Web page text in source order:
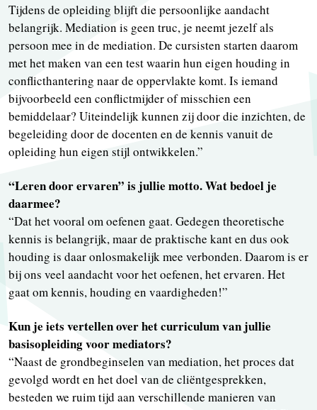
Tijdens de opleiding blijft die persoonlijke aandacht
belangrijk. Mediation is geen truc, je neemt jezelf als
persoon mee in de mediation. De cursisten starten daarom
met het maken van een test waarin hun eigen houding in
conflicthantering naar de oppervlakte komt. Is iemand
bijvoorbeeld een conflictmijder of misschien een
bemiddelaar? Uiteindelijk kunnen zij door die inzichten, de
begeleiding door de docenten en de kennis vanuit de
opleiding hun eigen stijl ontwikkelen.”
“Leren door ervaren” is jullie motto. Wat bedoel je
daarmee?
“Dat het vooral om oefenen gaat. Gedegen theoretische
kennis is belangrijk, maar de praktische kant en dus ook
houding is daar onlosmakelijk mee verbonden. Daarom is er
bij ons veel aandacht voor het oefenen, het ervaren. Het
gaat om kennis, houding en vaardigheden!”
Kun je iets vertellen over het curriculum van jullie
basisopleiding voor mediators?
“Naast de grondbeginselen van mediation, het proces dat
gevolgd wordt en het doel van de cliëntgesprekken,
besteden we ruim tijd aan verschillende manieren van